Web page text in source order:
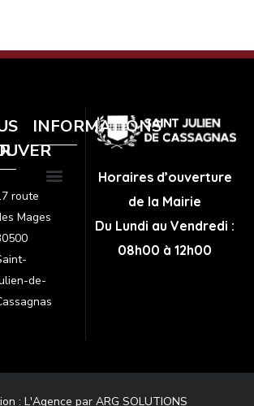
route
Mages
de-
INFORMATIONS
Horaires d’ouverture
de la Mairie
Du Lundi au Vendredi :
08h00 à 12h00
: L'Agence par ARG SOLUTIONS